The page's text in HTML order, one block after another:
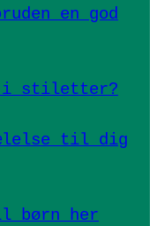
en god
i stiletter?
til dig
børn her